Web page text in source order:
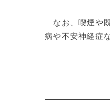
なお、喫煙や
病や不安神経症